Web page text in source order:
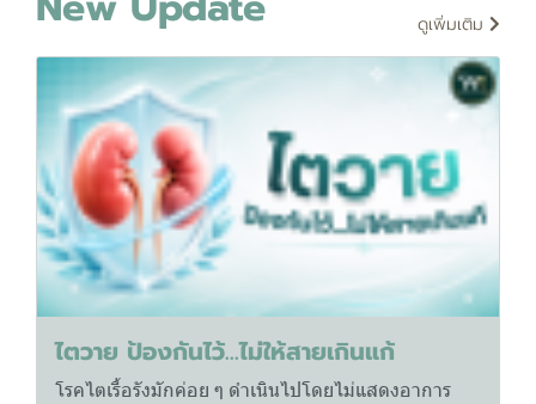
ดูเพิ่มเติม
ไตวาย ป้องกันไว้…ไม่ให้สายเกินแก้
โรคไตเรื้อรังมักค่อย ๆ ดำเนินไปโดยไม่แสดงอาการ